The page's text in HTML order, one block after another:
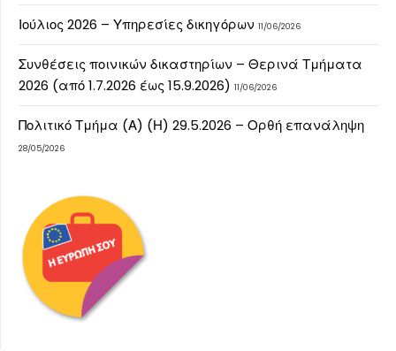
Ιούλιος 2026 – Υπηρεσίες δικηγόρων 11/06/2026
Συνθέσεις ποινικών δικαστηρίων – Θερινά Τμήματα
2026 (από 1.7.2026 έως 15.9.2026) 11/06/2026
Πολιτικό Τμήμα (Α) (Η) 29.5.2026 – Ορθή επανάληψη
28/05/2026